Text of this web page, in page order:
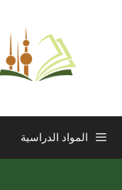
المواد الدراسية